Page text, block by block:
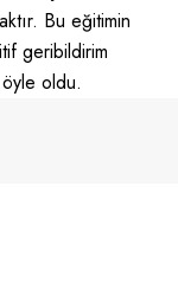
Bu eğitimin
geribildirim
oldu.